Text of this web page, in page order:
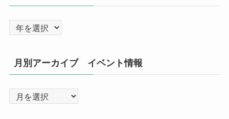
月別アーカイブ イベント情報